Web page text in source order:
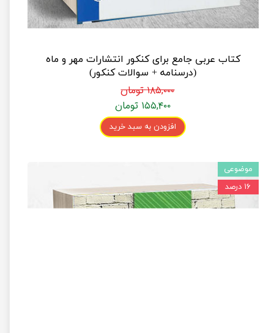
کتاب عربی جامع برای کنکور انتشارات مهر و ماه
(درسنامه + سوالات کنکور)
۱۸۵,۰۰۰ تومان
۱۵۵,۴۰۰ تومان
افزودن به سبد خرید
موضوعی
۱۶ درصد